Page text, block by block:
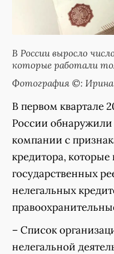
В России выросло
которые работали
Фотография ©: Ирина
В первом квартале
России обнаружили
компании с
кредитора, которые
государственных
нелегальных
– Список
нелегальной